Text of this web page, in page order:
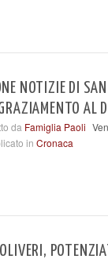
NOTIZIE DI
AL
da Famiglia Paoli
in Cronaca